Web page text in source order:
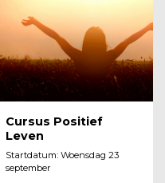
Cursus Positief
Leven
Startdatum: Woensdag 23
september